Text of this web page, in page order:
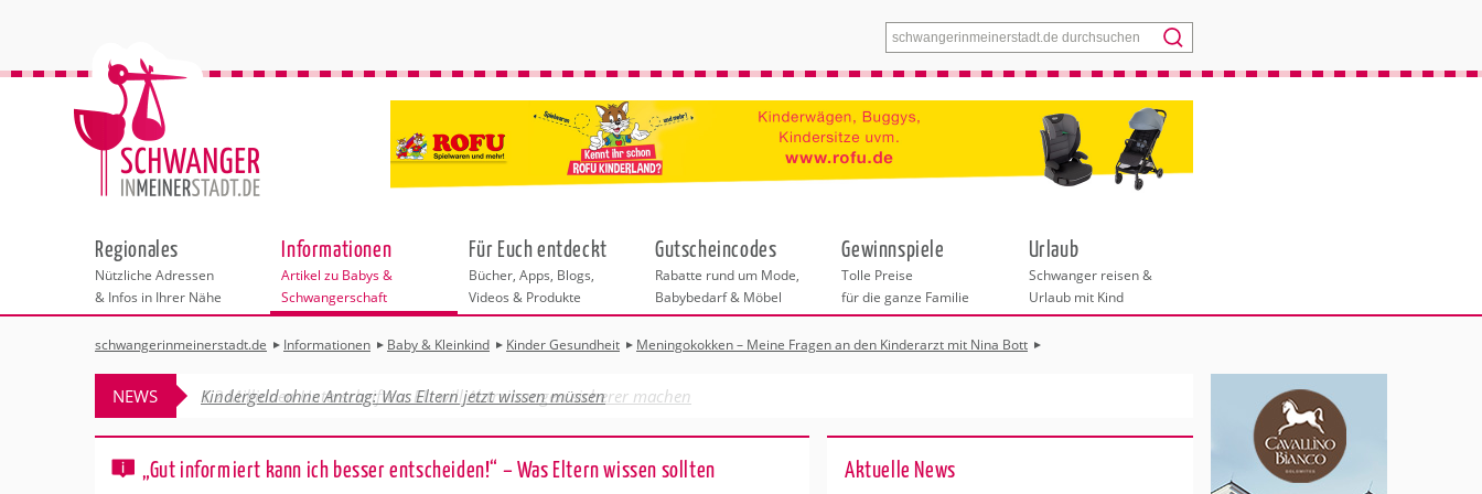
Menü
Regionales
Nützliche Adressen
& Infos in Ihrer Nähe
Städteauswahl
Bitte wählen Sie zuerst eine Stadt aus.
Alle weiteren Angebote in dieser Rubrik
beziehen sich auf die ausgewählte Stadt.
Adressen
Behördengänge &
Informationen
Artikel zu Babys &
Schwangerschaft
Kinderwunsch
Schwangerschaft
Geburt
Stillen
Abstillen & Beikost
Sicherheit für Kinder
Sicherheit unterwegs
Ernährung bei Kindern
Für Euch entdeckt
Bücher, Apps, Blogs,
Videos & Produkte
Gutscheincodes
Rabatte rund um Mode,
Babybedarf & Möbel
Gewinnspiele
Tolle Preise
für die ganze Familie
Urlaub
Schwanger reisen &
Urlaub mit Kind
schwangerinmeinerstadt.de Informationen Baby & Kleinkind Kinder Gesundheit Meningokokken – Meine Fragen an den Kinderarzt mit Nina Bott
NEWS 1,2 Millionen Unterschriften: EU will Abtreibungen sicherer machen
„Gut informiert kann ich besser entscheiden!“ – Was Eltern wissen sollten Ak­tu­el­le News